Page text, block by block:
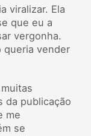
viralizar. Ela
que eu a
vergonha.
queria vender
da publicação
me
se